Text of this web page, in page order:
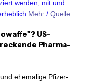
werden, mit und
Mehr / Quelle
US-
Pharma-
ehemalige Pfizer-